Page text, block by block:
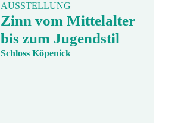
AUSSTELLUNG
Zinn vom Mittelalter
bis zum Jugendstil
Schloss Köpenick